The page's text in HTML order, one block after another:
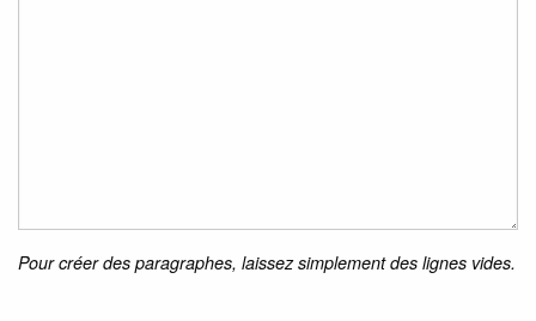
Pour créer des paragraphes, laissez simplement des lignes vides.